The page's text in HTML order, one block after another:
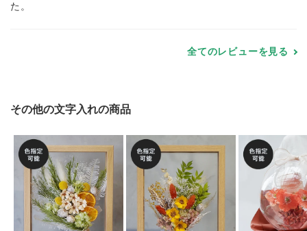
た。
全てのレビューを見る
その他の文字入れの商品